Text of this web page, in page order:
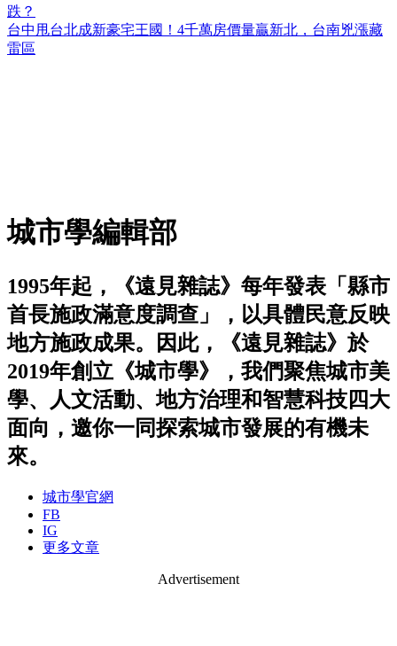
跌？
台中甩台北成新豪宅王國！4千萬房價量贏新北，台南兇漲藏
雷區
城市學編輯部
1995年起，《遠見雜誌》每年發表「縣市
首長施政滿意度調查」，以具體民意反映
地方施政成果。因此，《遠見雜誌》於
2019年創立《城市學》，我們聚焦城市美
學、人文活動、地方治理和智慧科技四大
面向，邀你一同探索城市發展的有機未
來。
城市學官網
FB
IG
更多文章
Advertisement